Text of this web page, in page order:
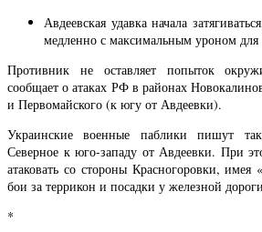
Авдеевская удавка начала
медленно с максимальным уроном
Противник не оставляет попыток
сообщает о атаках РФ в районах
и Первомайского (к югу от Авдеевки).
Украинские военные паблики пишут
Северное к юго-западу от Авдеевки. При
атаковать со стороны Красногоровки,
бои за террикон и посадки у железной
*